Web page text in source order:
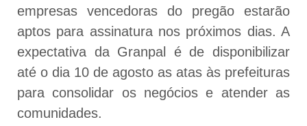
empresas vencedoras do pregão estarão
aptos para assinatura nos próximos dias. A
expectativa da Granpal é de disponibilizar
até o dia 10 de agosto as atas às prefeituras
para consolidar os negócios e atender as
comunidades.